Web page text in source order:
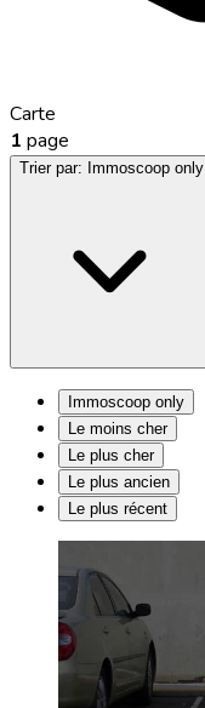
Carte
1 page
Trier par: Immoscoop only
Immoscoop only
Le moins cher
Le plus cher
Le plus ancien
Le plus récent